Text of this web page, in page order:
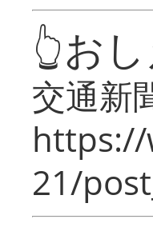
👆お
交通新
21/